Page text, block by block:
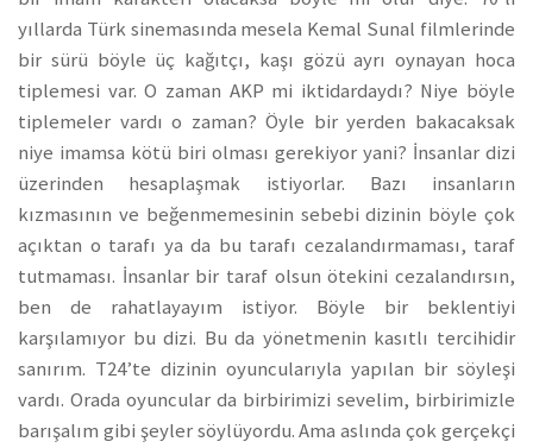
yıllarda Türk sinemasında mesela Kemal Sunal filmlerinde
bir sürü böyle üç kağıtçı, kaşı gözü ayrı oynayan hoca
tiplemesi var. O zaman AKP mi iktidardaydı? Niye böyle
tiplemeler vardı o zaman? Öyle bir yerden bakacaksak
niye imamsa kötü biri olması gerekiyor yani? İnsanlar dizi
üzerinden hesaplaşmak istiyorlar. Bazı insanların
kızmasının ve beğenmemesinin sebebi dizinin böyle çok
açıktan o tarafı ya da bu tarafı cezalandırmaması, taraf
tutmaması. İnsanlar bir taraf olsun ötekini cezalandırsın,
ben de rahatlayayım istiyor. Böyle bir beklentiyi
karşılamıyor bu dizi. Bu da yönetmenin kasıtlı tercihidir
sanırım. T24’te dizinin oyuncularıyla yapılan bir söyleşi
vardı. Orada oyuncular da birbirimizi sevelim, birbirimizle
barışalım gibi şeyler söylüyordu. Ama aslında çok gerçekçi